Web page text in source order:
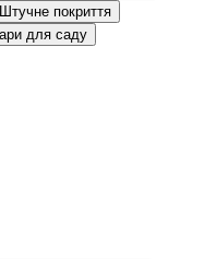
Штучне покриття
для саду